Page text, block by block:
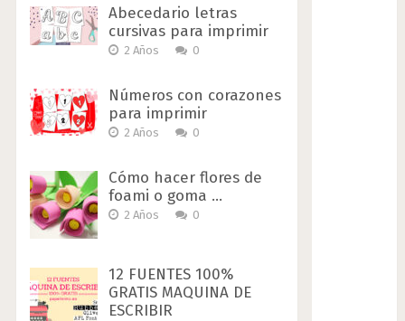
Abecedario letras
cursivas para imprimir
2 Años 0
Números con corazones
para imprimir
2 Años 0
Cómo hacer flores de
foami o goma …
2 Años 0
12 FUENTES 100%
GRATIS MAQUINA DE
ESCRIBIR